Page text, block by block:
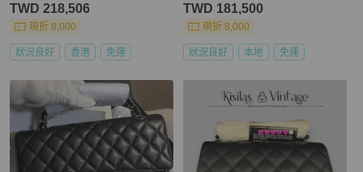
TWD 218,506
現折 8,000
狀況良好 香港 免運
TWD 181,500
現折 8,000
狀況良好 本地 免運